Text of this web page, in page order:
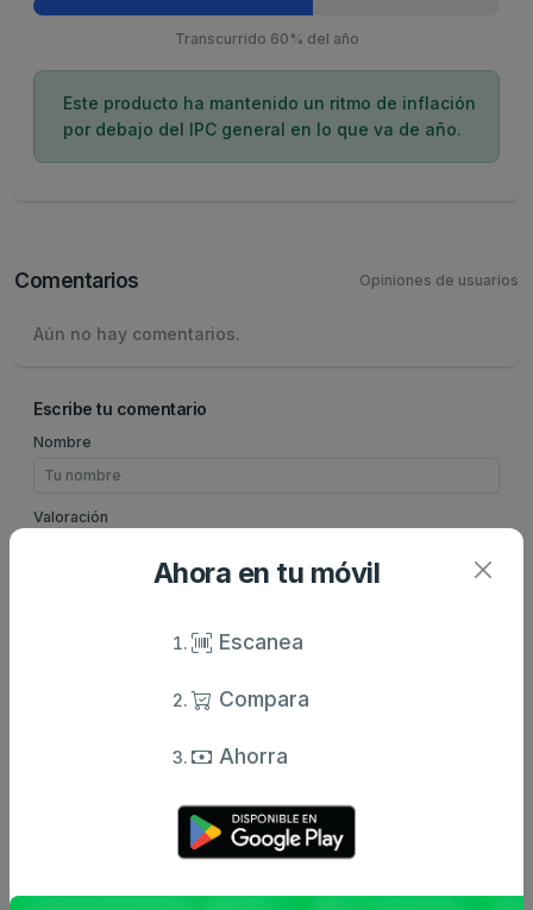
Transcurrido 60% del año
Este producto ha mantenido un ritmo de inflación
por debajo del IPC general en lo que va de año.
Comentarios Opiniones de usuarios
Aún no hay comentarios.
Escribe tu comentario
Nombre
Valoración
Análisis de precio
Ahora en tu móvil
Escanea
Compara
Ahorra